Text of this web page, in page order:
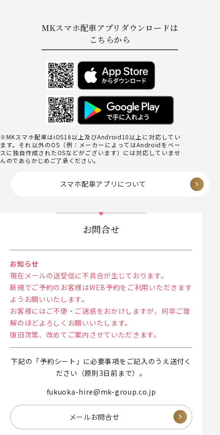
MKスマホ配車アプリダウンロードは
こちらから
※MKスマホ配車はiOS16以上及びAndroid10以上に対応してい
ます。それ以外のOS（例：メーカーによってはAndroidをベー
スに独自作成されたOSなどがございます）には対応していませ
んのであらかじめご了承ください。
スマホ配車アプリについて
お問合せ
お知らせ
現在メールの送受信に不具合が生じております。
新規でご予約のお客様はWEB予約をご利用いただきます
ようお願いいたします。
お客様にはご不便・ご迷惑をおかけしますが、何卒ご理
解のほどよろしくお願いいたします。
復旧次第、改めてご案内させていただきます。
下記の「予約シート」に必要事項をご記入のうえ送付く
ださい（原則3日前まで）。
fukuoka-hire@mk-group.co.jp
メールお問合せ